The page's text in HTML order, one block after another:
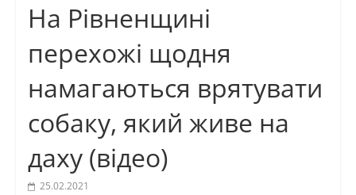
На Рівненщині
перехожі щодня
намагаються врятувати
собаку, який живе на
даху (відео)
25.02.2021